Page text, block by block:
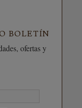
BOLETÍN
ofertas y